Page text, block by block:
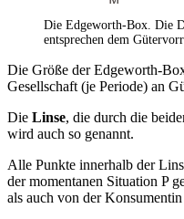
Die Edgeworth-Box. Die
entsprechen dem
Die Größe der Edgeworth-
Gesellschaft (je Periode) an
Die Linse, die durch die
wird auch so genannt.
Alle Punkte innerhalb der
der momentanen Situation P
als auch von der